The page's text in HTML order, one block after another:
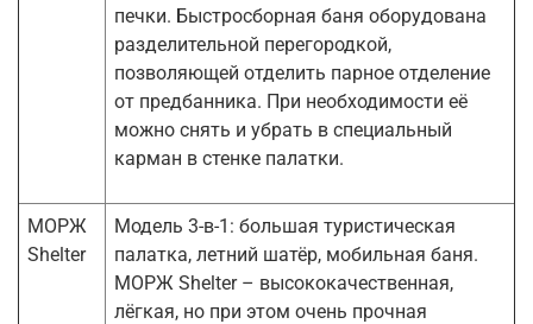
печки. Быстросборная баня оборудована
разделительной перегородкой,
позволяющей отделить парное отделение
от предбанника. При необходимости её
можно снять и убрать в специальный
карман в стенке палатки.
МОРЖ
Shelter
Модель 3-в-1: большая туристическая
палатка, летний шатёр, мобильная баня.
МОРЖ Shelter – высококачественная,
лёгкая, но при этом очень прочная